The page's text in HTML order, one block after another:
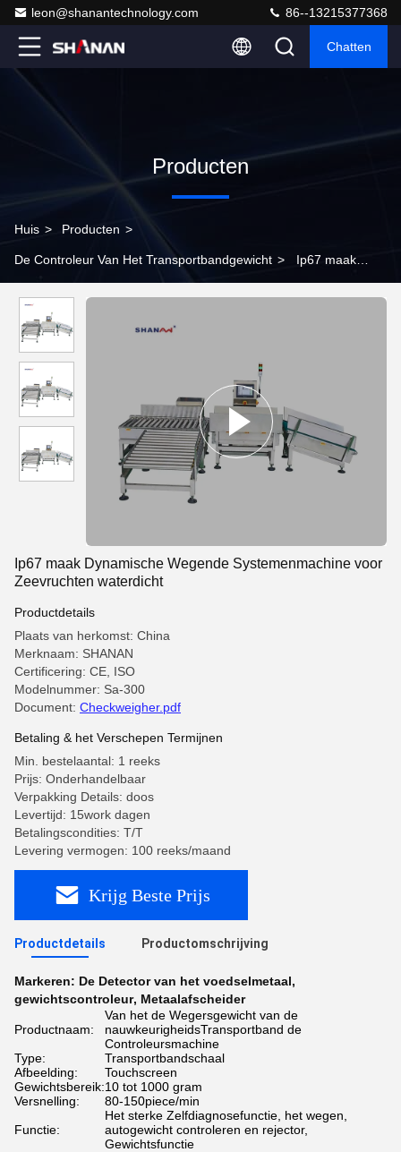
leon@shanantechnology.com 86--13215377368
Chatten
Producten
Huis > Producten >
De Controleur Van Het Transportbandgewicht > Ip67 maak
waterdicht
Ip67 maak Dynamische Wegende Systemenmachine voor
Zeevruchten waterdicht
Productdetails
Plaats van herkomst: China
Merknaam: SHANAN
Certificering: CE, ISO
Modelnummer: Sa-300
Document: Checkweigher.pdf
Betaling & het Verschepen Termijnen
Min. bestelaantal: 1 reeks
Prijs: Onderhandelbaar
Verpakking Details: doos
Levertijd: 15work dagen
Betalingscondities: T/T
Levering vermogen: 100 reeks/maand
Krijg Beste Prijs
Productdetails Productomschrijving
Markeren: De Detector van het voedselmetaal,
gewichtscontroleur, Metaalafscheider
Productnaam:
Van het de Wegersgewicht van de
nauwkeurigheidsTransportband de
Controleursmachine
Type:
Transportbandschaal
Afbeelding:
Touchscreen
Gewichtsbereik:10 tot 1000 gram
Versnelling:
80-150piece/min
Functie:
Het sterke Zelfdiagnosefunctie, het wegen,
autogewicht controleren en rejector,
Gewichtsfunctie